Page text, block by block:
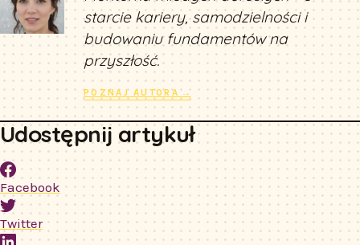
starcie kariery, samodzielności i
budowaniu fundamentów na
przyszłość.
POZNAJ AUTORA →
Udostępnij artykuł
Facebook
Twitter